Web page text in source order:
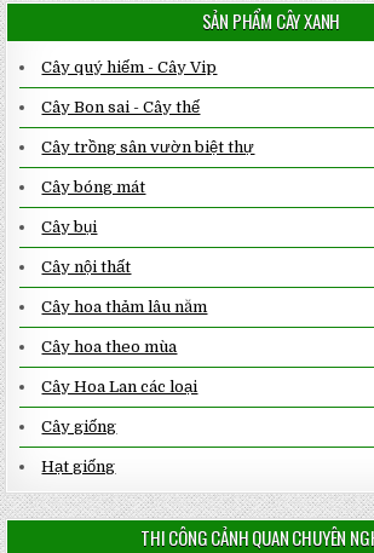
SẢN PHẨM CÂY XANH
Cây quý hiếm - Cây Vip
Cây Bon sai - Cây thế
Cây trồng sân vườn biệt thự
Cây bóng mát
Cây bụi
Cây nội thất
Cây hoa thảm lâu năm
Cây hoa theo mùa
Cây Hoa Lan các loại
Cây giống
Hạt giống
THI CÔNG CẢNH QUAN CHUYÊN